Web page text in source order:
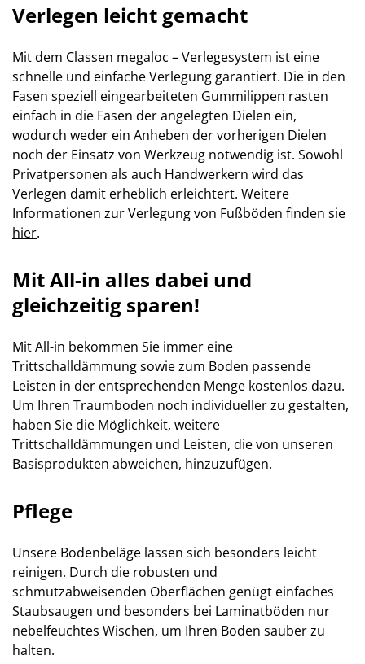
Verlegen leicht gemacht
Mit dem Classen megaloc – Verlegesystem ist eine
schnelle und einfache Verlegung garantiert. Die in den
Fasen speziell eingearbeiteten Gummilippen rasten
einfach in die Fasen der angelegten Dielen ein,
wodurch weder ein Anheben der vorherigen Dielen
noch der Einsatz von Werkzeug notwendig ist. Sowohl
Privatpersonen als auch Handwerkern wird das
Verlegen damit erheblich erleichtert. Weitere
Informationen zur Verlegung von Fußböden finden sie
hier.
Mit All-in alles dabei und
gleichzeitig sparen!
Mit All-in bekommen Sie immer eine
Trittschalldämmung sowie zum Boden passende
Leisten in der entsprechenden Menge kostenlos dazu.
Um Ihren Traumboden noch individueller zu gestalten,
haben Sie die Möglichkeit, weitere
Trittschalldämmungen und Leisten, die von unseren
Basisprodukten abweichen, hinzuzufügen.
Pflege
Unsere Bodenbeläge lassen sich besonders leicht
reinigen. Durch die robusten und
schmutzabweisenden Oberflächen genügt einfaches
Staubsaugen und besonders bei Laminatböden nur
nebelfeuchtes Wischen, um Ihren Boden sauber zu
halten.